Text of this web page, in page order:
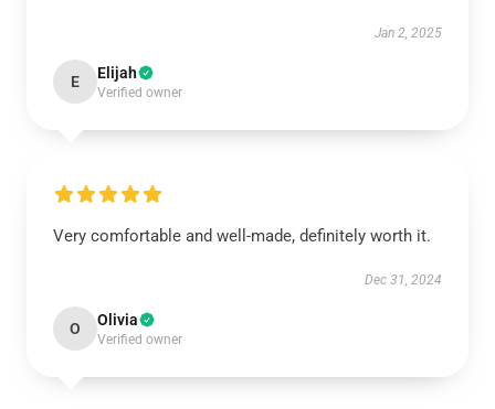
Jan 2, 2025
E Elijah
Verified owner
Very comfortable and well-made, definitely worth it.
Dec 31, 2024
O Olivia
Verified owner